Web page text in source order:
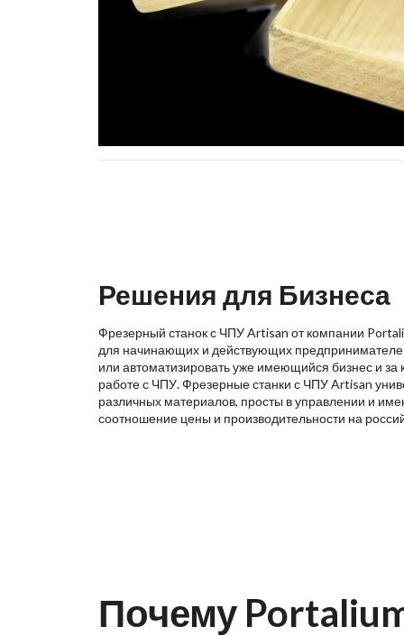
Решения для Бизнеса
Фрезерный станок с ЧПУ Artisan от компании
для начинающих и действующих
или автоматизировать уже имеющийся бизнес и за
работе с ЧПУ. Фрезерные станки с ЧПУ Artisan
различных материалов, просты в управлении и
соотношение цены и производительности на
Почему